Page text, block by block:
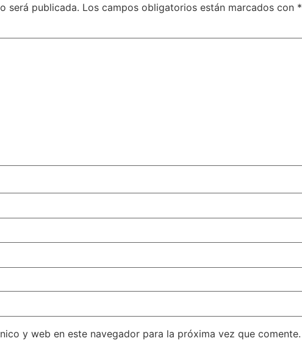
será publicada. Los campos obligatorios están marcados con *
y web en este navegador para la próxima vez que comente.